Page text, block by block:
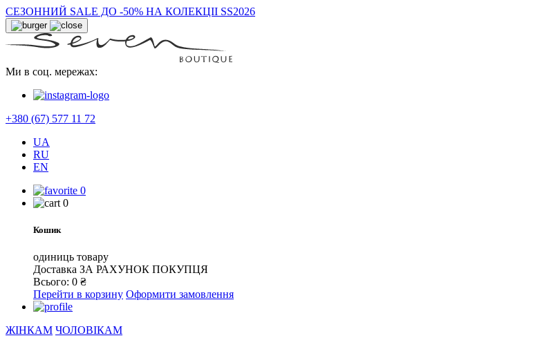
СЕЗОННИЙ SALE ДО -50% НА КОЛЕКЦІІ SS2026
Ми в соц. мережах:
+380 (67) 577 11 72
UA
RU
EN
0
0
Кошик
одиниць товару
Доставка ЗА РАХУНОК ПОКУПЦЯ
Всього: 0 ₴
Перейти в корзину Оформити замовлення
ЖІНКАМ ЧОЛОВІКАМ